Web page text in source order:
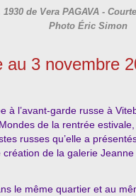
de Vera PAGAVA -
Photo Éric Simon
au 3 novembre
à l’avant-garde russe à
de la rentrée
russes qu’elle a
de la galerie
le même quartier et au